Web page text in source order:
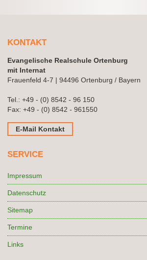
KONTAKT
Evangelische Realschule Ortenburg
mit Internat
Frauenfeld 4-7 | 94496 Ortenburg / Bayern
Tel.: +49 - (0) 8542 - 96 150
Fax: +49 - (0) 8542 - 961550
E-Mail Kontakt
SERVICE
Impressum
Datenschutz
Sitemap
Termine
Links